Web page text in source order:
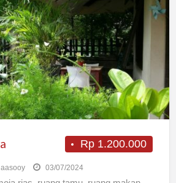
Rp 1.200.000
aasooy 03/07/2024